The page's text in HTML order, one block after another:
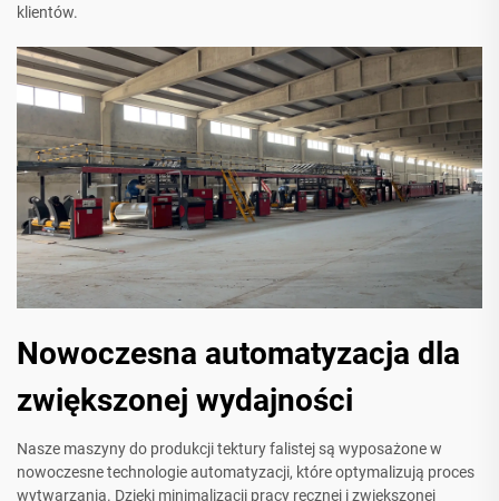
klientów.
Nowoczesna automatyzacja dla
zwiększonej wydajności
Nasze maszyny do produkcji tektury falistej są wyposażone w
nowoczesne technologie automatyzacji, które optymalizują proces
wytwarzania. Dzięki minimalizacji pracy ręcznej i zwiększonej